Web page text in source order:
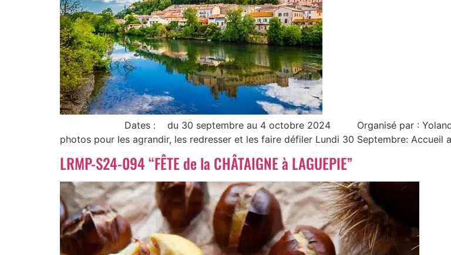
Dates : du 30 septembre au 4 octobre 2024 Organisé par : Yolande et
photos pour les agrandir, les redresser et les faire défiler Lundi 30 Septembre: Accueil
LRMP-S24-094 “FÊTE de la CHÂTAIGNE à LAGUEPIE”